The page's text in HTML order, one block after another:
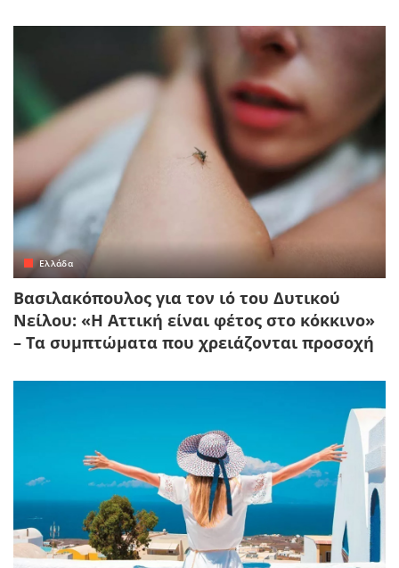
Ελλάδα
Βασιλακόπουλος για τον ιό του Δυτικού
Νείλου: «Η Αττική είναι φέτος στο κόκκινο»
– Τα συμπτώματα που χρειάζονται προσοχή